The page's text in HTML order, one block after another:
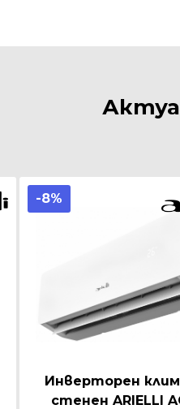
-8%
Инверторен
стенен ARIELLI